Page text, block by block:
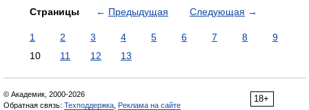
Страницы ← Предыдущая Следующая →
1 2 3 4 5 6 7 8
9
10
11 12 13
18+
© Академик, 2000-2026
Обратная связь: Техподдержка Реклама на сайте